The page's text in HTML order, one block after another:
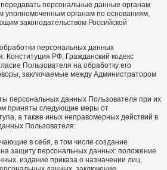
персональные данные органам
уполномоченным органам по основаниям,
законодательством Российской
персональных данных
Конституция РФ, Гражданский кодекс
Пользователя на обработку его
заключаемые между Администратором
персональных данных Пользователя при их
приняты следующие меры от
а также иных неправомерных действий в
Пользователя:
в себя, в том числе создание
защиту персональных данных: положение
издание приказа о назначении лиц,